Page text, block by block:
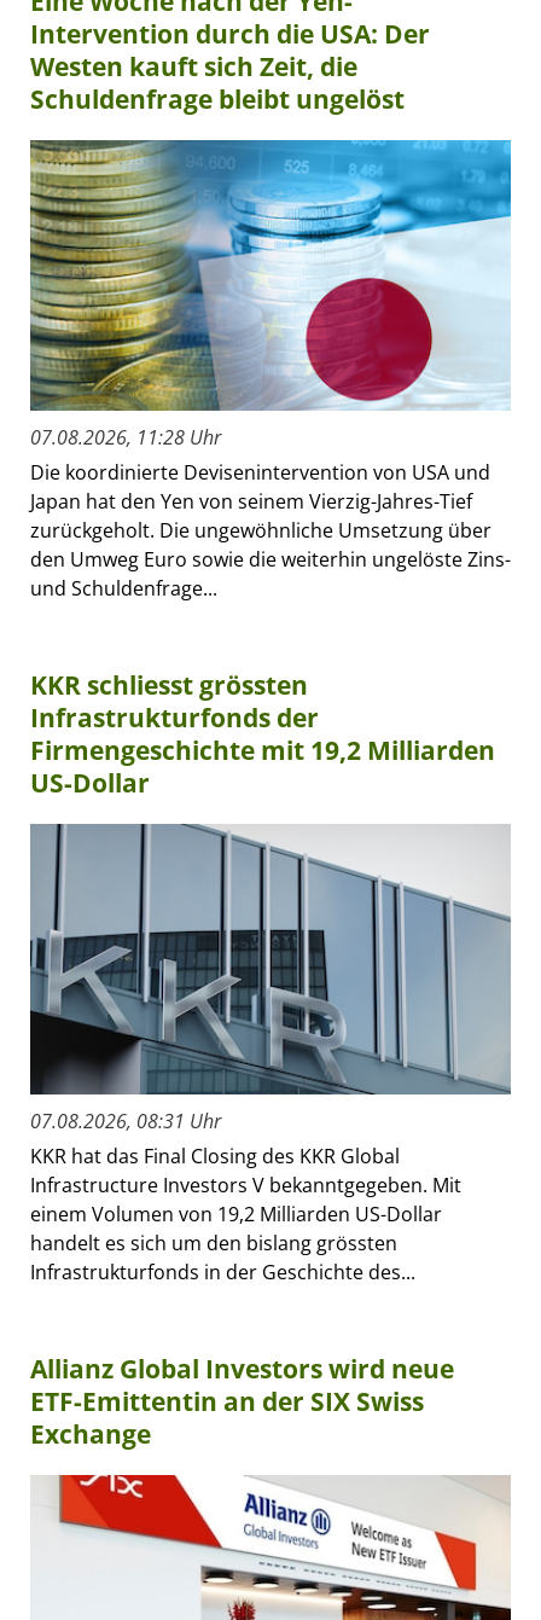
Intervention durch die USA: Der
Westen kauft sich Zeit, die
Schuldenfrage bleibt ungelöst
07.08.2026, 11:28 Uhr
Die koordinierte Devisenintervention von USA und
Japan hat den Yen von seinem Vierzig-Jahres-Tief
zurückgeholt. Die ungewöhnliche Umsetzung über
den Umweg Euro sowie die weiterhin ungelöste Zins-
und Schuldenfrage...
KKR schliesst grössten
Infrastrukturfonds der
Firmengeschichte mit 19,2 Milliarden
US-Dollar
07.08.2026, 08:31 Uhr
KKR hat das Final Closing des KKR Global
Infrastructure Investors V bekanntgegeben. Mit
einem Volumen von 19,2 Milliarden US-Dollar
handelt es sich um den bislang grössten
Infrastrukturfonds in der Geschichte des...
Allianz Global Investors wird neue
ETF-Emittentin an der SIX Swiss
Exchange